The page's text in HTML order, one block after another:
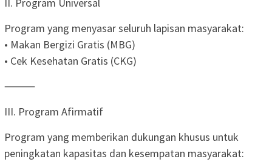
II. Program Universal
Program yang menyasar seluruh lapisan masyarakat:
• Makan Bergizi Gratis (MBG)
• Cek Kesehatan Gratis (CKG)
⸻
III. Program Afirmatif
Program yang memberikan dukungan khusus untuk
peningkatan kapasitas dan kesempatan masyarakat: